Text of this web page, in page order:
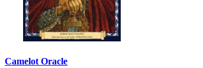
Camelot Oracle